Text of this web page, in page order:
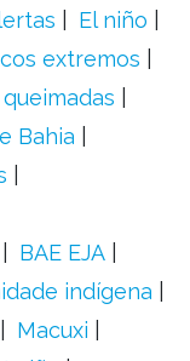
El niño
extremos
Bahia
BAE EJA
indígena
Macuxi